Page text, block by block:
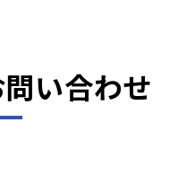
い合わせ